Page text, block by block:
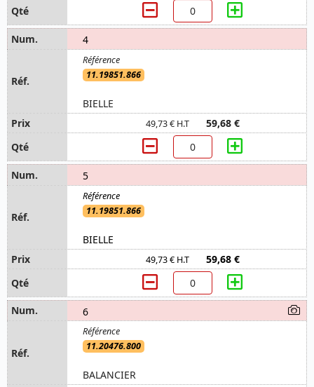
4
11.19851.866
BIELLE
49,73 € H.T 59,68 €
5
11.19851.866
BIELLE
49,73 € H.T 59,68 €
6
11.20476.800
BALANCIER